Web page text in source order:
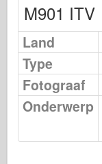
Ace-modellen
AFV Club
Luchtfix
Luchtmacht
AZ-model
Zwarte Hond
Bronco
M901 ITV
Land
Type
Fotograaf
Onderwerp